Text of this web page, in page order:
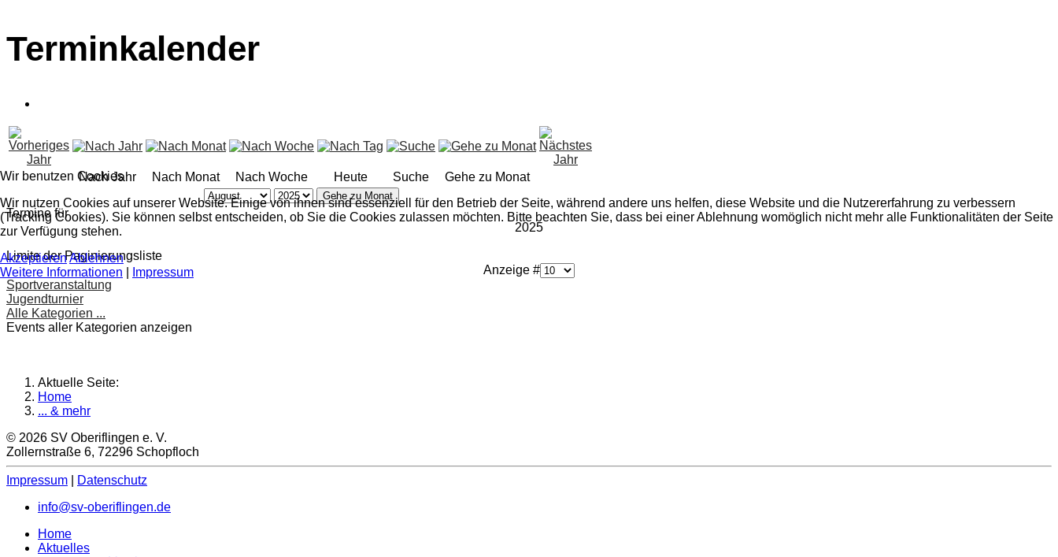
Terminkalender
Nach Jahr Nach Monat Nach Woche Heute Suche Gehe zu Monat
Gehe zu Monat
Termine für
2025
Limite der Paginierungsliste
Anzeige #
Sportveranstaltung
Jugendturnier
Alle Kategorien ...
Events aller Kategorien anzeigen
Aktuelle Seite:
Home
... & mehr
© 2026 SV Oberiflingen e. V.
Zollernstraße 6, 72296 Schopfloch
Impressum
Datenschutz
info@sv-oberiflingen.de
Home
Aktuelles
Wir benutzen Cookies
Wir nutzen Cookies auf unserer Website. Einige von ihnen sind essenziell für den Betrieb der Seite, während andere uns helfen, diese Website und die Nutzererfahrung zu verbessern
(Tracking Cookies). Sie können selbst entscheiden, ob Sie die Cookies zulassen möchten. Bitte beachten Sie, dass bei einer Ablehnung womöglich nicht mehr alle Funktionalitäten der Seite
zur Verfügung stehen.
AkzeptierenAblehnen
Weitere Informationen
Impressum